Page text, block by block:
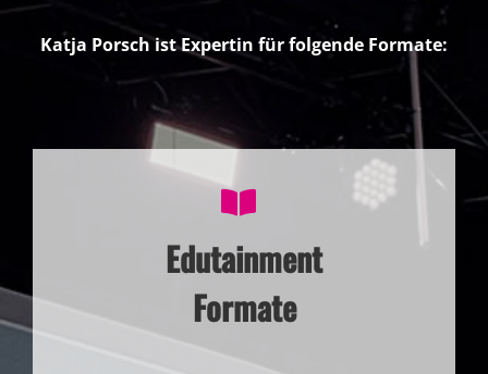
Katja Porsch ist Expertin für folgende Formate:
Edutainment
Formate